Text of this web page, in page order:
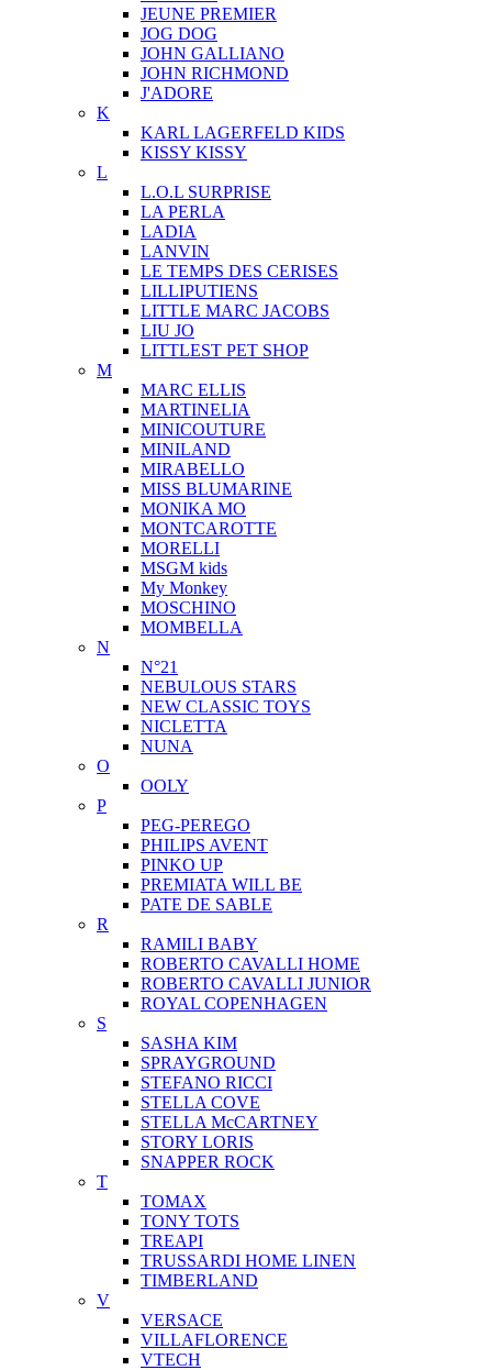
JEUNE PREMIER
JOG DOG
JOHN GALLIANO
JOHN RICHMOND
J'ADORE
K
KARL LAGERFELD KIDS
KISSY KISSY
L
L.O.L SURPRISE
LA PERLA
LADIA
LANVIN
LE TEMPS DES CERISES
LILLIPUTIENS
LITTLE MARC JACOBS
LIU JO
LITTLEST PET SHOP
M
MARC ELLIS
MARTINELIA
MINICOUTURE
MINILAND
MIRABELLO
MISS BLUMARINE
MONIKA MO
MONTCAROTTE
MORELLI
MSGM kids
My Monkey
MOSCHINO
MOMBELLA
N
N°21
NEBULOUS STARS
NEW CLASSIC TOYS
NICLETTA
NUNA
O
OOLY
P
PEG-PEREGO
PHILIPS AVENT
PINKO UP
PREMIATA WILL BE
PATE DE SABLE
R
RAMILI BABY
ROBERTO CAVALLI HOME
ROBERTO CAVALLI JUNIOR
ROYAL COPENHAGEN
S
SASHA KIM
SPRAYGROUND
STEFANO RICCI
STELLA COVE
STELLA McCARTNEY
STORY LORIS
SNAPPER ROCK
T
TOMAX
TONY TOTS
TREAPI
TRUSSARDI HOME LINEN
TIMBERLAND
V
VERSACE
VILLAFLORENCE
VTECH